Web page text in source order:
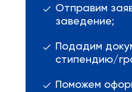
Отправим
заведение;
Подадим
стипендию/
Поможем